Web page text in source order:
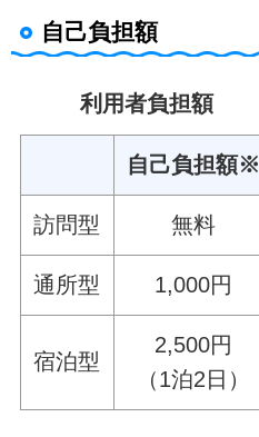
自己負担額
利用者負担額
自己負担額※
訪問型 無料
通所型 1,000円
宿泊型
2,500円
（1泊2日）